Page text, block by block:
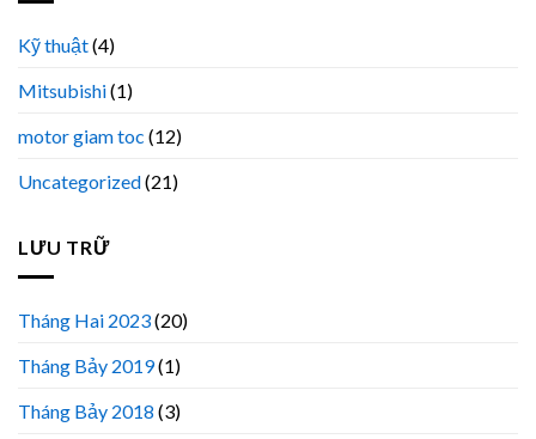
Kỹ thuật(4)
Mitsubishi(1)
motor giam toc (12)
Uncategorized(21)
LƯU TRỮ
Tháng Hai 2023(20)
Tháng Bảy 2019(1)
Tháng Bảy 2018 (3)